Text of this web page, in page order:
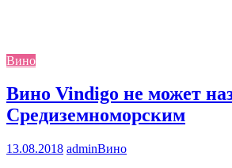
Вино
Вино Vindigo не может
Средиземноморским
13.08.2018 adminВино